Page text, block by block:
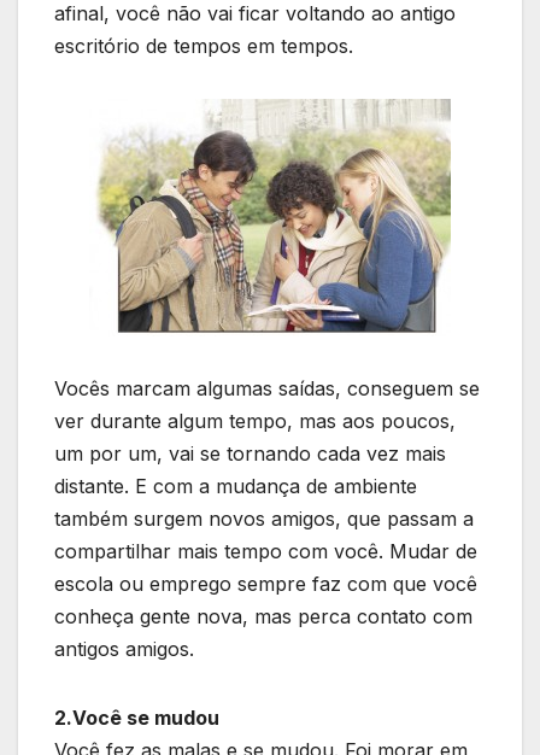
afinal, você não vai ficar voltando ao antigo
escritório de tempos em tempos.
Vocês marcam algumas saídas, conseguem se
ver durante algum tempo, mas aos poucos,
um por um, vai se tornando cada vez mais
distante. E com a mudança de ambiente
também surgem novos amigos, que passam a
compartilhar mais tempo com você. Mudar de
escola ou emprego sempre faz com que você
conheça gente nova, mas perca contato com
antigos amigos.
2.Você se mudou